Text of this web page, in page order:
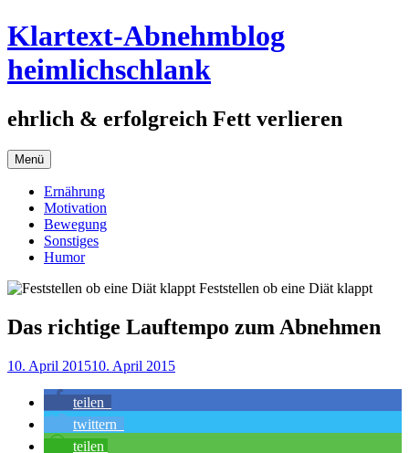
Springe
zum
Inhalt
Klartext-Abnehmblog
heimlichschlank
ehrlich & erfolgreich Fett verlieren
Menü
Ernährung
Motivation
Bewegung
Sonstiges
Humor
Das richtige Lauftempo zum Abnehmen
10. April 201510. April 2015
teilen
twittern
teilen